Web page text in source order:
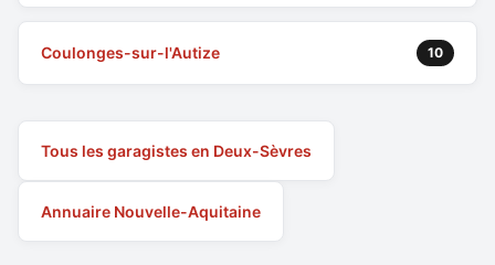
Coulonges-sur-l'Autize 10
Tous les garagistes en Deux-Sèvres
Annuaire Nouvelle-Aquitaine